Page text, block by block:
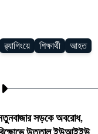
র‍্যাগিংয়ে শিক্ষার্থী আহত
সড়কে অবরোধ,